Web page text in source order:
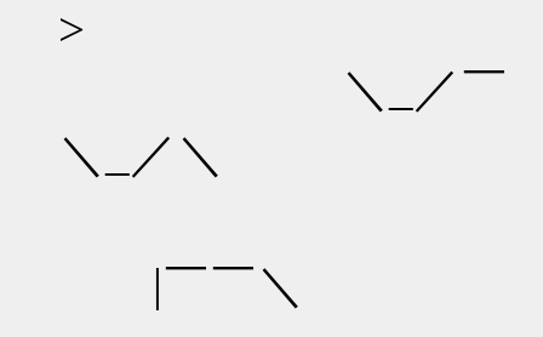
>
＼_／￣ |
＼_／＼
|￣￣＼